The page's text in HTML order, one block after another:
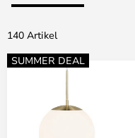
140 Artikel
SUMMER DEAL